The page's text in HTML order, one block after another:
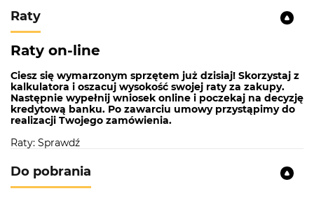
Maksymalna moc zawsze gdy potrzebujesz
Chcesz szybko podgrzać potrawę czy zagotować
wodę? Wybierz funkcję Booster. Każde pole
stosunkowo krótkim czasie. Duża moc pola
grzewczego sprawdzi się również w przypadku
smażenia mięs.
Raty
Raty on-line
Ciesz się wymarzonym sprzętem już dzisiaj! Skorzystaj z
kalkulatora i oszacuj wysokość swojej raty za zakupy.
Następnie wypełnij wniosek online i poczekaj na decyzję
kredytową banku. Po zawarciu umowy przystąpimy do
realizacji Twojego zamówienia.
Raty: Sprawdź
Do pobrania